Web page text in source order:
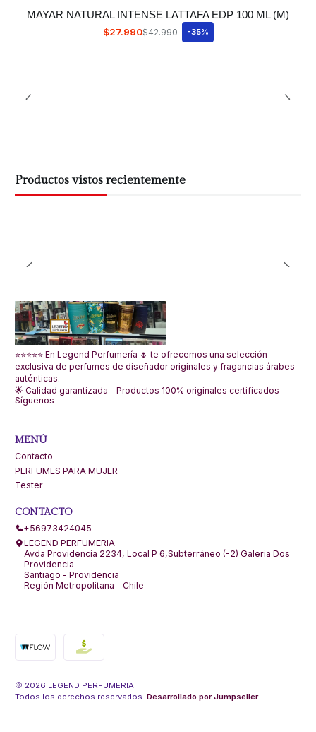
MAYAR NATURAL INTENSE LATTAFA EDP 100 ML (M)
$27.990$42.990 -35%
Productos vistos recientemente
⭐⭐⭐⭐⭐ En Legend Perfumería 🌷 te ofrecemos una selección
exclusiva de perfumes de diseñador originales y fragancias árabes
auténticas.
🌟 Calidad garantizada – Productos 100% originales certificados
Síguenos
MENÚ
Contacto
PERFUMES PARA MUJER
Tester
CONTACTO
+56973424045
LEGEND PERFUMERIA
Avda Providencia 2234, Local P 6,Subterráneo (-2) Galeria Dos
Providencia
Santiago - Providencia
Región Metropolitana - Chile
2026 LEGEND PERFUMERIA.
Todos los derechos reservados. Desarrollado por Jumpseller.